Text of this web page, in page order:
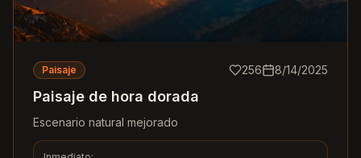
Paisaje 256 8/14/2025
Paisaje de hora dorada
Escenario natural mejorado